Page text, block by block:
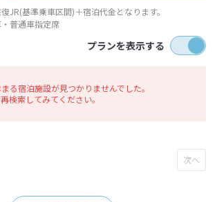
JR(基準乗車区間)＋宿泊代金となります。
普通車指定席
プランを表示する
る宿泊施設が見つかりませんでした。
検索してみてください。